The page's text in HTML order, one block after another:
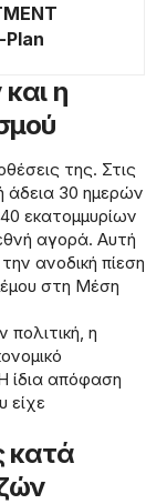
Plan
η
της. Στις
άδεια 30 ημερών
εκατομμυρίων
αγορά. Αυτή
ανοδική πίεση
στη Μέση
η
ίδια απόφαση
είχε
κατά